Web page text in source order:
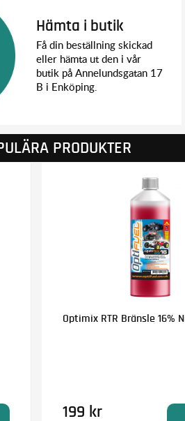
Hämta i butik
Få din beställning skickad
eller hämta ut den i vår
butik på Annelundsgatan 17
B i Enköping.
PRODUKTER
Optimix RTR Bränsle 16%
199 kr